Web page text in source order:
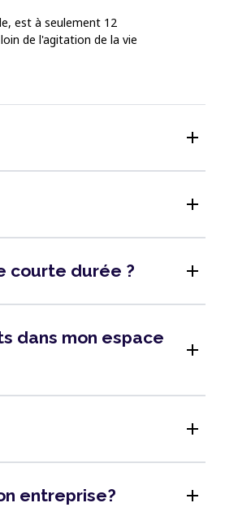
est à seulement 12
de l'agitation de la vie
add
add
courte durée ? add
dans mon espace
add
add
entreprise? add